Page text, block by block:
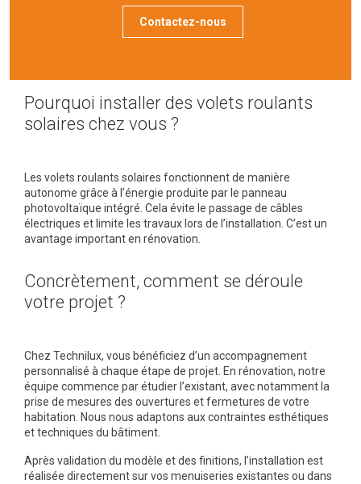
Contactez-nous
Pourquoi installer des volets roulants
solaires chez vous ?
Les volets roulants solaires fonctionnent de manière
autonome grâce à l’énergie produite par le panneau
photovoltaïque intégré. Cela évite le passage de câbles
électriques et limite les travaux lors de l’installation. C’est un
avantage important en rénovation.
Concrètement, comment se déroule
votre projet ?
Chez Technilux, vous bénéficiez d’un accompagnement
personnalisé à chaque étape de projet. En rénovation, notre
équipe commence par étudier l’existant, avec notamment la
prise de mesures des ouvertures et fermetures de votre
habitation. Nous nous adaptons aux contraintes esthétiques
et techniques du bâtiment.
Après validation du modèle et des finitions, l’installation est
réalisée directement sur vos menuiseries existantes ou dans